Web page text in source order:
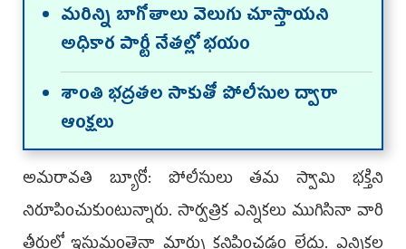
మరిన్ని బాగోతాలు వెలుగు చూస్తాయని
అధికార పార్టీ నేతల్లో భయం
శాంతి భద్రతల సాకుతో పోలీసుల ద్వారా
ఆంక్షలు
అమరావతి బ్యూరో: పోలీసులు తమ స్వామి భక్తిని
నిరూపించుకుంటున్నారు. సార్వత్రిక ఎన్నికలు ముగిసినా వారి